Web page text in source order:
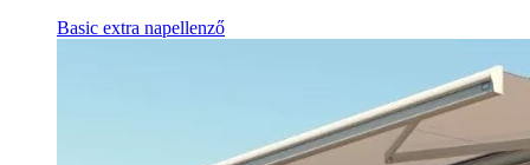
Basic extra napellenző